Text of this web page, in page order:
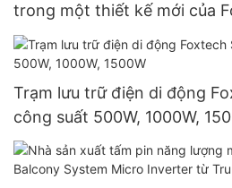
trong một thiết kế mới của
30W, 60W, 80W, 100W.
Trạm lưu trữ điện di động
công suất 500W, 1000W,